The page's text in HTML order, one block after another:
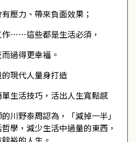
壓力、帶來負面效果；
作……這些都是生活必須，
過得更幸福。
現代人量身打造
生活技巧，活出人生寬鬆感
川野泰周認為，「減掉一半」
學，減少生活中過量的東西，